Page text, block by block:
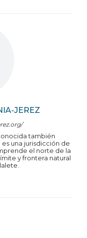
JEREZ
también
una jurisdicción de
el norte de la
y frontera natural